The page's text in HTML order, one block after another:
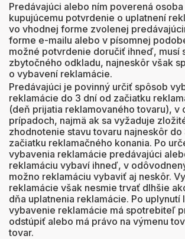
Predávajúci alebo ním poverená
kupujúcemu potvrdenie o uplatnení
vo vhodnej forme zvolenej
forme e-mailu alebo v písomnej
možné potvrdenie doručiť ihneď, musí
zbytočného odkladu, najneskôr však
o vybavení reklamácie.
Predávajúci je povinný určiť spôsob
reklamácie do 3 dní od začiatku
(deň prijatia reklamovaného tovaru), v
prípadoch, najmä ak sa vyžaduje
zhodnotenie stavu tovaru najneskôr
začiatku reklamačného konania. Po
vybavenia reklamácie predávajúci
reklamáciu vybaví ihneď, v
možno reklamáciu vybaviť aj neskôr.
reklamácie však nesmie trvať dlhšie
dňa uplatnenia reklamácie. Po uplynutí
vybavenie reklamácie má spotrebiteľ
odstúpiť alebo má právo na výmenu
tovar.